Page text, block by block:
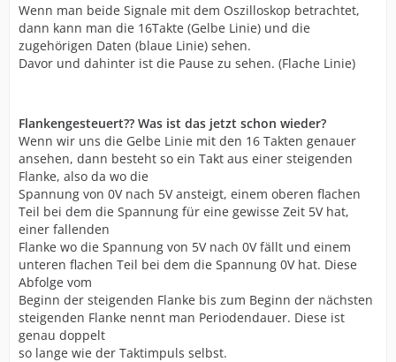
Wenn man beide Signale mit dem Oszilloskop betrachtet,
dann kann man die 16Takte (Gelbe Linie) und die
zugehörigen Daten (blaue Linie) sehen.
Davor und dahinter ist die Pause zu sehen. (Flache Linie)
Flankengesteuert?? Was ist das jetzt schon wieder?
Wenn wir uns die Gelbe Linie mit den 16 Takten genauer
ansehen, dann besteht so ein Takt aus einer steigenden
Flanke, also da wo die
Spannung von 0V nach 5V ansteigt, einem oberen flachen
Teil bei dem die Spannung für eine gewisse Zeit 5V hat,
einer fallenden
Flanke wo die Spannung von 5V nach 0V fällt und einem
unteren flachen Teil bei dem die Spannung 0V hat. Diese
Abfolge vom
Beginn der steigenden Flanke bis zum Beginn der nächsten
steigenden Flanke nennt man Periodendauer. Diese ist
genau doppelt
so lange wie der Taktimpuls selbst.